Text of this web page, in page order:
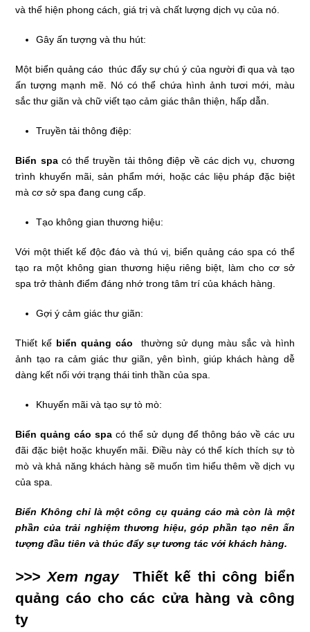
và thể hiện phong cách, giá trị và chất lượng dịch vụ của nó.
Gây ấn tượng và thu hút:
Một biển quảng cáo thúc đẩy sự chú ý của người đi qua và tạo
ấn tượng mạnh mẽ. Nó có thể chứa hình ảnh tươi mới, màu
sắc thư giãn và chữ viết tạo cảm giác thân thiện, hấp dẫn.
Truyền tải thông điệp:
Biển spacó thể truyền tải thông điệp về các dịch vụ, chương
trình khuyến mãi, sản phẩm mới, hoặc các liệu pháp đặc biệt
mà cơ sở spa đang cung cấp.
Tạo không gian thương hiệu:
Với một thiết kế độc đáo và thú vị, biển quảng cáo spa có thể
tạo ra một không gian thương hiệu riêng biệt, làm cho cơ sở
spa trở thành điểm đáng nhớ trong tâm trí của khách hàng.
Gợi ý cảm giác thư giãn:
Thiết kế biển quảng cáo thường sử dụng màu sắc và hình
ảnh tạo ra cảm giác thư giãn, yên bình, giúp khách hàng dễ
dàng kết nối với trạng thái tinh thần của spa.
Khuyến mãi và tạo sự tò mò:
Biển quảng cáo spa có thể sử dụng để thông báo về các ưu
đãi đặc biệt hoặc khuyến mãi. Điều này có thể kích thích sự tò
mò và khả năng khách hàng sẽ muốn tìm hiểu thêm về dịch vụ
của spa.
Biển Khôngchỉ là một công cụ quảng cáo mà còn là một
phần của trải nghiệm thương hiệu, góp phần tạo nên ấn
tượng đầu tiên và thúc đẩy sự tương tác với khách hàng.
>>> Xem ngay
Thiết kế thi công biển
quảng cáo cho các cửa hàng và công
ty